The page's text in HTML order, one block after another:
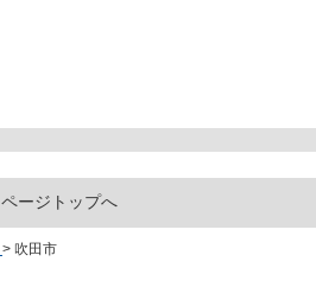
ページトップへ
> 吹田市